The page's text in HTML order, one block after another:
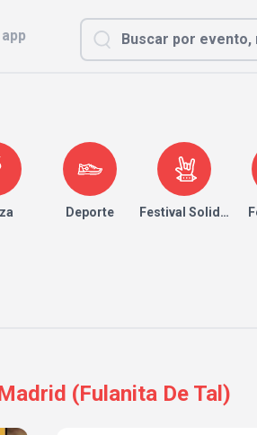
Deporte Festival Solidario
(Fulanita De Tal)